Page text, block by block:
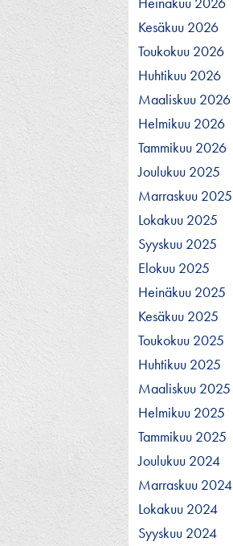
Kesäkuu 2026
Toukokuu 2026
Huhtikuu 2026
Maaliskuu 2026
Helmikuu 2026
Tammikuu 2026
Joulukuu 2025
Marraskuu 2025
Lokakuu 2025
Syyskuu 2025
Elokuu 2025
Heinäkuu 2025
Kesäkuu 2025
Toukokuu 2025
Huhtikuu 2025
Maaliskuu 2025
Helmikuu 2025
Tammikuu 2025
Joulukuu 2024
Marraskuu 2024
Lokakuu 2024
Syyskuu 2024